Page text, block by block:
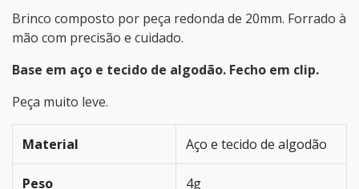
Brinco composto por peça redonda de 20mm. Forrado à
mão com precisão e cuidado.
Base em aço e tecido de algodão. Fecho em clip.
Peça muito leve.
Material Aço e tecido de algodão
Peso 4g